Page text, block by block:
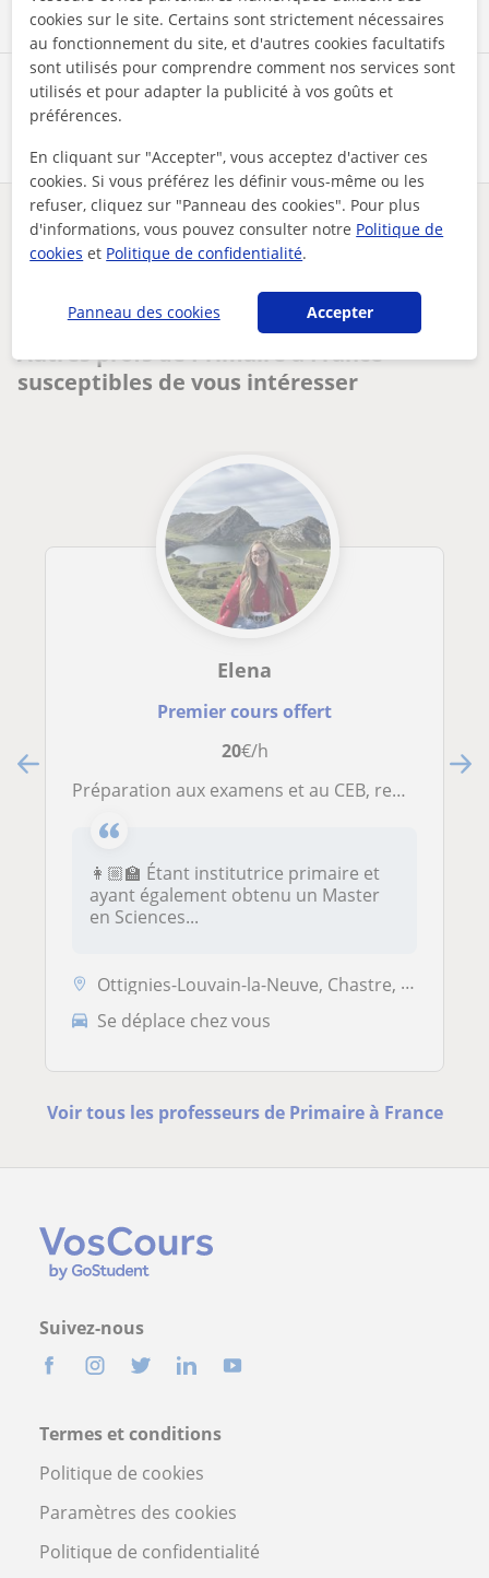
Partagez ce professeur
Des problèmes avec ce profil ?Signalez-le
un coup de pouce pour briller à lécole soutien scolaire du...
Autres profs de Primaire à France
susceptibles de vous intéresser
Elena
Premier cours offert
20€/h
Préparation aux examens et au CEB, remédiation scolaire, aide à l’organisation et à la gestion du stress
👩🏼‍🏫 Étant institutrice primaire et
ayant également obtenu un Master
en Sciences...
Ottignies-Louvain-la-Neuve, Chastre, Court-Saint-Étienne, Lasne, Mont-...
Se déplace chez vous
Voir tous les professeurs de Primaire à France
Suivez-nous
Termes et conditions
Politique de cookies
Paramètres des cookies
Politique de confidentialité
cookies sur le site. Certains sont strictement nécessaires
au fonctionnement du site, et d'autres cookies facultatifs
sont utilisés pour comprendre comment nos services sont
utilisés et pour adapter la publicité à vos goûts et
préférences.
En cliquant sur "Accepter", vous acceptez d'activer ces
cookies. Si vous préférez les définir vous-même ou les
refuser, cliquez sur "Panneau des cookies". Pour plus
d'informations, vous pouvez consulter notre Politique de
cookies et Politique de confidentialité.
Panneau des cookies Accepter